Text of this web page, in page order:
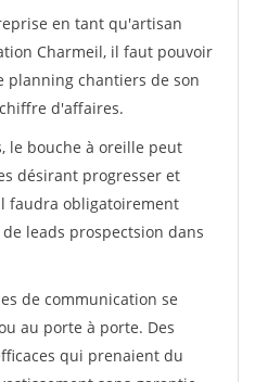
en tant qu'artisan
Charmeil, il faut pouvoir
chantiers de son
d'affaires.
le bouche à oreille peut
désirant progresser et
faudra obligatoirement
leads prospectsion dans
de communication se
au porte à porte. Des
qui prenaient du